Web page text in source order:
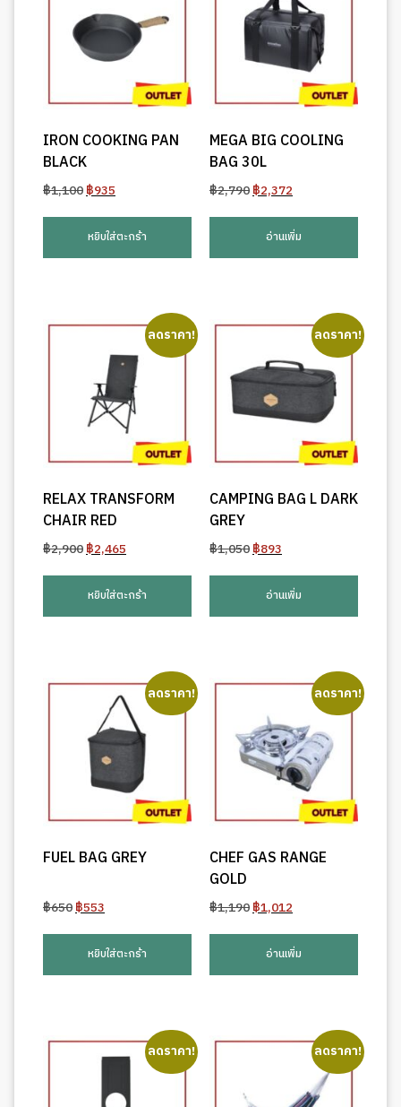
IRON COOKING PAN
BLACK
฿1,100Original
was:
฿1,100.
฿935
฿935.
หยิบใส่ตะกร้า
MEGA BIG COOLING
BAG 30L
฿2,790Original
was:
฿2,790.
฿2,372
is:
฿2,372.
อ่านเพิ่ม
ลดราคา!
RELAX TRANSFORM
CHAIR RED
฿2,900Original
was:
฿2,900.
฿2,465
฿2,465.
หยิบใส่ตะกร้า
ลดราคา!
CAMPING BAG L DARK
GREY
฿1,050Original
was:
฿1,050.
฿893
is:
฿893.
อ่านเพิ่ม
ลดราคา!
FUEL BAG GREY
฿650Original
฿650.
฿553
is:
฿553.
หยิบใส่ตะกร้า
ลดราคา!
CHEF GAS RANGE
GOLD
฿1,190Original
was:
฿1,190.
฿1,012
is:
฿1,012.
อ่านเพิ่ม
ลดราคา! ลดราคา!